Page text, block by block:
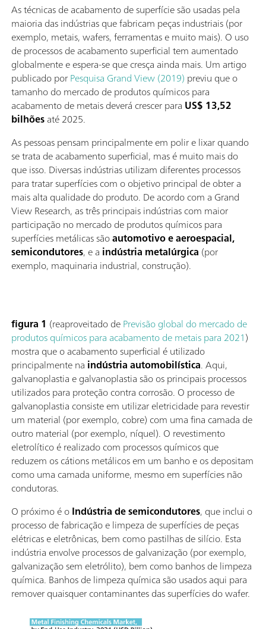
As técnicas de acabamento de superfície são usadas pela
maioria das indústrias que fabricam peças industriais (por
exemplo, metais, wafers, ferramentas e muito mais). O uso
de processos de acabamento superficial tem aumentado
globalmente e espera-se que cresça ainda mais. Um artigo
publicado porPesquisa Grand View (2019) previu que o
tamanho do mercado de produtos químicos para
acabamento de metais deverá crescer para US$ 13,52
bilhõesaté 2025.
As pessoas pensam principalmente em polir e lixar quando
se trata de acabamento superficial, mas é muito mais do
que isso. Diversas indústrias utilizam diferentes processos
para tratar superfícies com o objetivo principal de obter a
mais alta qualidade do produto. De acordo com a Grand
View Research, as três principais indústrias com maior
participação no mercado de produtos químicos para
superfícies metálicas sãoautomotivo e aeroespacial,
semicondutores, e a indústria metalúrgica (por
exemplo, maquinaria industrial, construção).
figura 1 (reaproveitado dePrevisão global do mercado de
produtos químicos para acabamento de metais para 2021)
mostra que o acabamento superficial é utilizado
principalmente na indústria automobilística. Aqui,
galvanoplastia e galvanoplastia são os principais processos
utilizados para proteção contra corrosão. O processo de
galvanoplastia consiste em utilizar eletricidade para revestir
um material (por exemplo, cobre) com uma fina camada de
outro material (por exemplo, níquel). O revestimento
eletrolítico é realizado com processos químicos que
reduzem os cátions metálicos em um banho e os depositam
como uma camada uniforme, mesmo em superfícies não
condutoras.
O próximo é oIndústria de semicondutores, que inclui o
processo de fabricação e limpeza de superfícies de peças
elétricas e eletrônicas, bem como pastilhas de silício. Esta
indústria envolve processos de galvanização (por exemplo,
galvanização sem eletrólito), bem como banhos de limpeza
química. Banhos de limpeza química são usados aqui para
remover quaisquer contaminantes das superfícies do wafer.